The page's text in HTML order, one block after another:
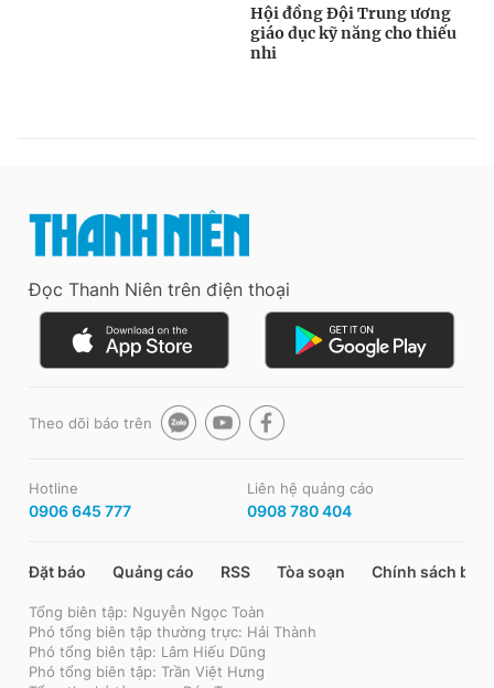
Đọc Thanh Niên trên điện thoại
Theo dõi báo trên
Hotline
0906 645 777
Liên hệ quảng cáo
0908 780 404
Đặt báo Quảng cáo RSS Tòa soạn Chính sách bảo
Tổng biên tập: Nguyễn Ngọc Toàn
Phó tổng biên tập thường trực: Hải Thành
Phó tổng biên tập: Lâm Hiếu Dũng
Phó tổng biên tập: Trần Việt Hưng